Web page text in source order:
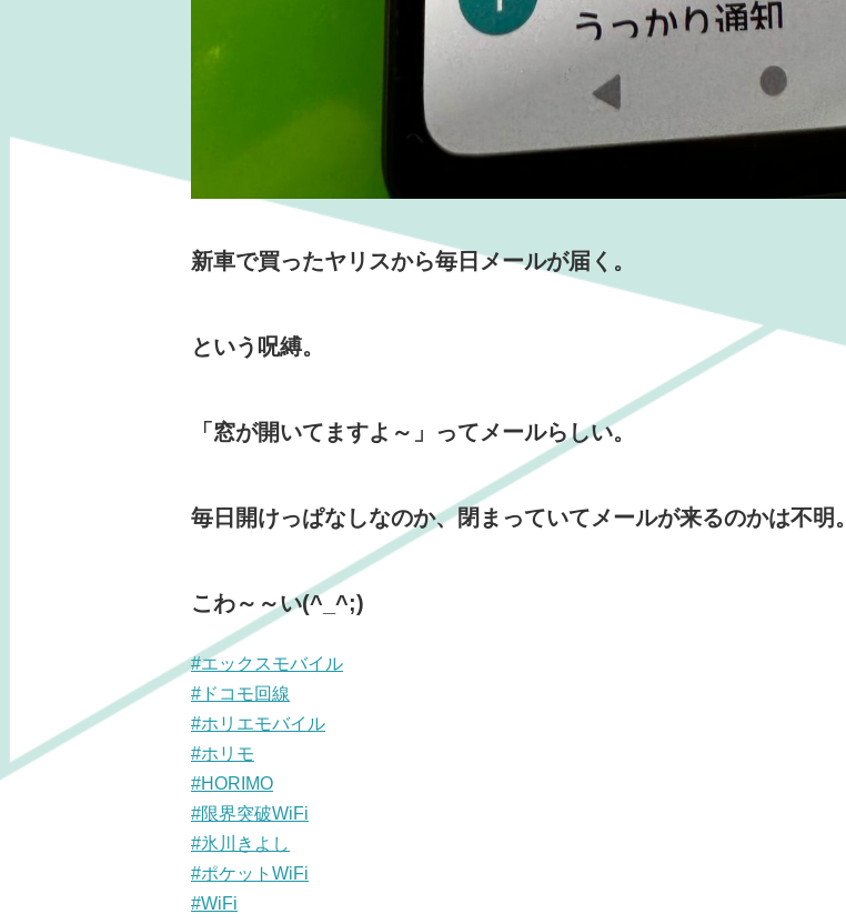
新車で買ったヤリスから毎日メールが届く。
という呪縛。
「窓が開いてますよ～」ってメールらしい。
毎日開けっぱなしなのか、閉まっていてメールが来るのかは不明。
こわ～～い(^_^;)
#エックスモバイル
#ドコモ回線
#ホリエモバイル
#ホリモ
#HORIMO
#限界突破WiFi
#氷川きよし
#ポケットWiFi
#WiFi